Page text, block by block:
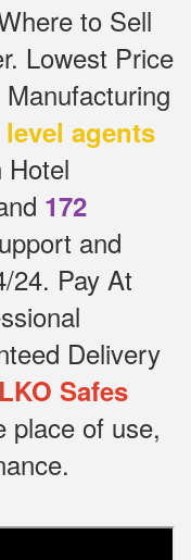
to Sell
Lowest Price
Manufacturing
level agents
Hotel
172
and
24. Pay At
Delivery
Safes
place of use,